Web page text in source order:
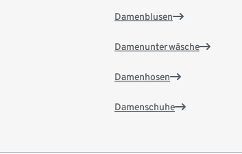
Damenblusen
Damenunterwäsche
Damenhosen
Damenschuhe